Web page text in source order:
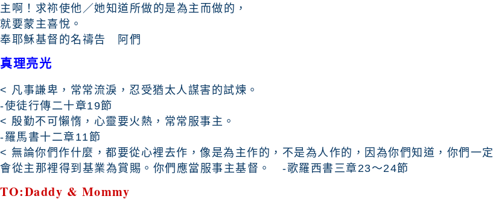
主啊！求祢使他／她知道所做的是為主而做的，
就要蒙主喜悅。
奉耶穌基督的名禱告 阿們
真理亮光
< 凡事謙卑，常常流淚，忍受猶太人謀害的試煉。
-使徒行傳二十章19節
< 殷勤不可懶惰，心靈要火熱，常常服事主。
-羅馬書十二章11節
< 無論你們作什麼，都要從心裡去作，像是為主作的，不是為人作的，因為你們知道，你們一定
會從主那裡得到基業為賞賜。你們應當服事主基督。 -歌羅西書三章23～24節
TO:Daddy & Mommy